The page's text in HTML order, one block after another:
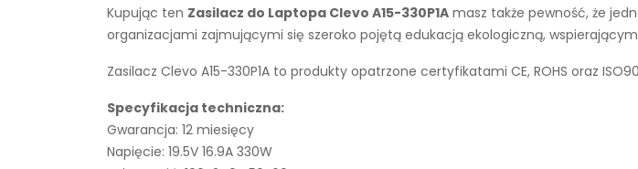
Kupując ten Zasilacz do Laptopa Clevo A15-330P1A masz także pewność, że
organizacjami zajmującymi się szeroko pojętą edukacją ekologiczną,
Zasilacz Clevo A15-330P1A to produkty opatrzone certyfikatami CE, ROHS oraz
Specyfikacja techniczna:
Gwarancja: 12 miesięcy
Napięcie: 19.5V 16.9A 330W